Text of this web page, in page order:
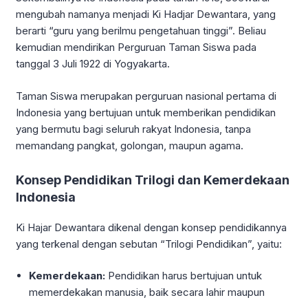
mengubah namanya menjadi Ki Hadjar Dewantara, yang
berarti “guru yang berilmu pengetahuan tinggi”. Beliau
kemudian mendirikan Perguruan Taman Siswa pada
tanggal 3 Juli 1922 di Yogyakarta.
Taman Siswa merupakan perguruan nasional pertama di
Indonesia yang bertujuan untuk memberikan pendidikan
yang bermutu bagi seluruh rakyat Indonesia, tanpa
memandang pangkat, golongan, maupun agama.
Konsep Pendidikan Trilogi dan Kemerdekaan
Indonesia
Ki Hajar Dewantara dikenal dengan konsep pendidikannya
yang terkenal dengan sebutan “Trilogi Pendidikan”, yaitu:
Kemerdekaan: Pendidikan harus bertujuan untuk
memerdekakan manusia, baik secara lahir maupun